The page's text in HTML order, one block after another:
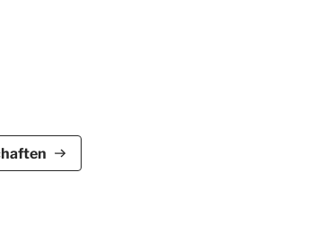
4 Personen geeignet. Diese ebenerdige Villa
und 1 Badezimmer. Außerdem
Essecke ausgestattet. Die offene Küche ist